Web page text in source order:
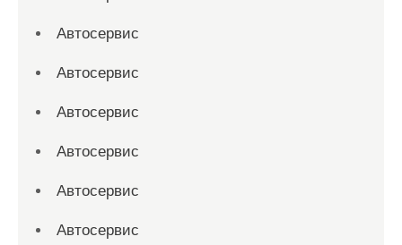
Автосервис
Автосервис
Автосервис
Автосервис
Автосервис
Автосервис